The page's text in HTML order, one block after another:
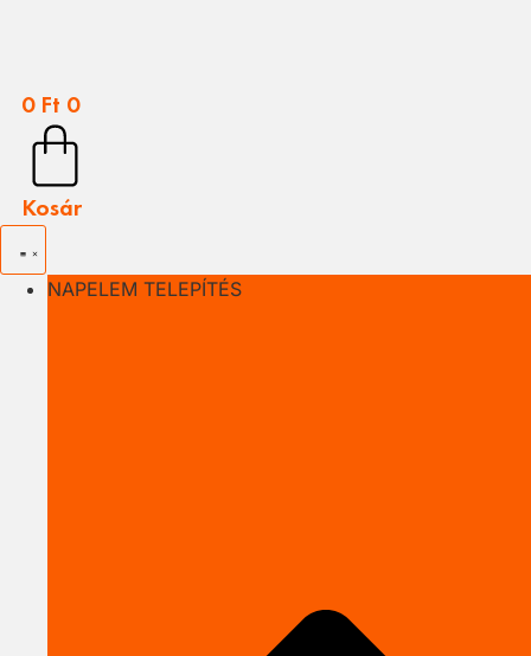
0 Ft 0
Kosár
NAPELEM TELEPÍTÉS